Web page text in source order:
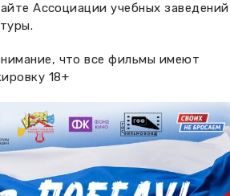
Ассоциации учебных заведений
что все фильмы имеют
18+